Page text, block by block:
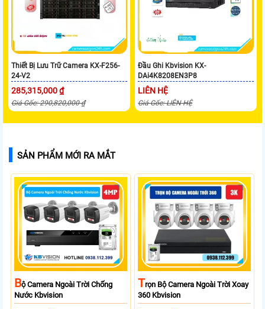
Thiết Bị Lưu Trữ Camera KX-F256-
24-V2
285,315,000 ₫
Giá Gốc: 290,820,000 ₫
Đầu Ghi Kbvision KX-
DAi4K8208EN3P8
LIÊN HỆ
Giá Gốc: LIÊN HỆ
SẢN PHẨM MỚI RA MẮT
BỘ Camera Ngoài Trời Chống
Nước Kbvision
TRọn Bộ Camera Ngoài Trời Xoay
360 Kbvision